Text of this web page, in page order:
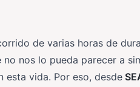
de varias horas de
nos lo pueda parecer a
esta vida. Por eso, desde